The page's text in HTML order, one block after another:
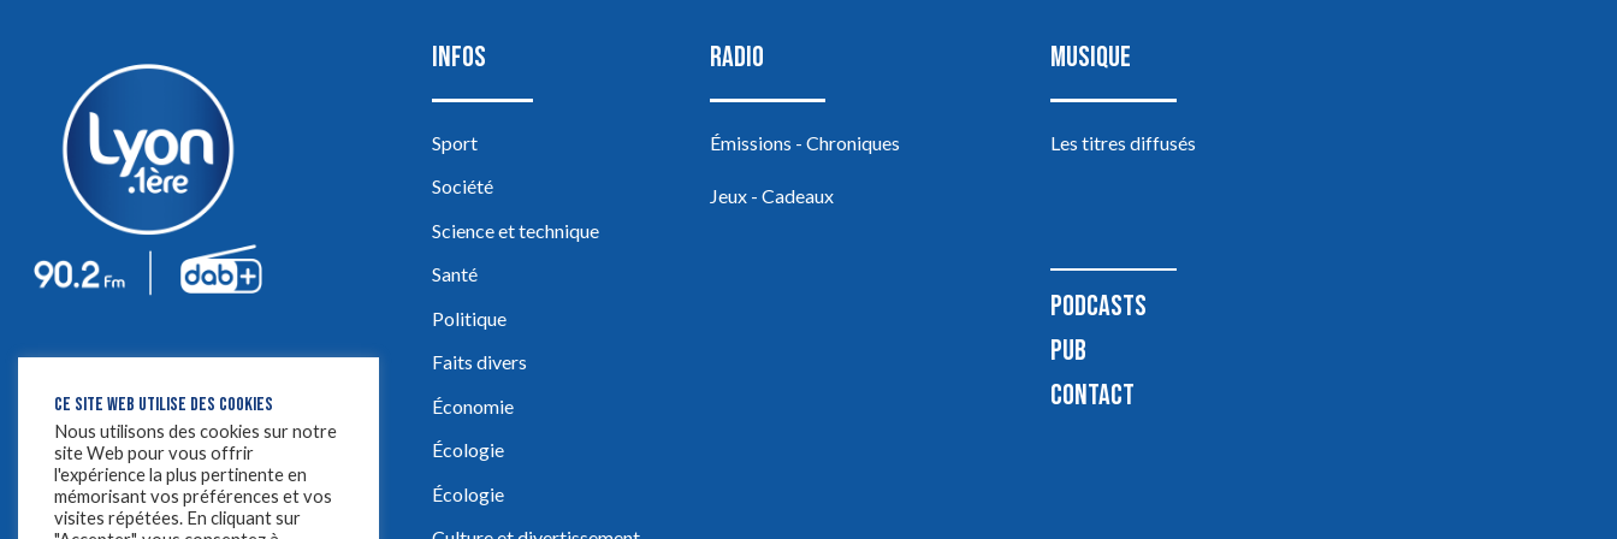
INFOS
Sport
Société
Science et technique
Santé
Politique
Faits divers
Économie
Écologie
Écologie
RADIO
Émissions - Chroniques
Jeux - Cadeaux
MUSIQUE
Les titres diffusés
PODCASTS
PUB
CONTACT
CE SITE WEB UTILISE DES COOKIES
Nous utilisons des cookies sur notre
site Web pour vous offrir
l'expérience la plus pertinente en
mémorisant vos préférences et vos
visites répétées. En cliquant sur